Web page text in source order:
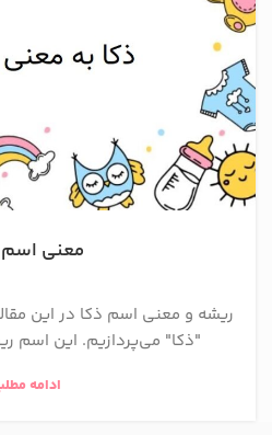
معنی اسم
ریشه و معنی اسم ذکا در این
"ذکا" می‌پردازیم. این اسم
ادامه